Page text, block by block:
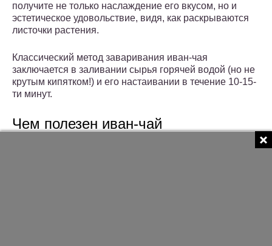
получите не только наслаждение его вкусом, но и
эстетическое удовольствие, видя, как раскрываются
листочки растения.
Классический метод заваривания иван-чая
заключается в заливании сырья горячей водой (но не
крутым кипятком!) и его настаивании в течение 10-15-
ти минут.
Чем полезен иван-чай